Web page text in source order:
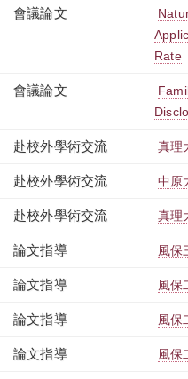
會議論文
Rate
會議論文
赴校外學術交流 真理
赴校外學術交流 中原
赴校外學術交流 真理
論文指導 風保
論文指導 風保
論文指導 風保
論文指導 風保